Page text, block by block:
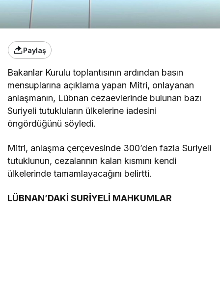
Paylaş
Bakanlar Kurulu toplantısının ardından basın
mensuplarına açıklama yapan Mitri, onlayanan
anlaşmanın, Lübnan cezaevlerinde bulunan bazı
Suriyeli tutukluların ülkelerine iadesini
öngördüğünü söyledi.
Mitri, anlaşma çerçevesinde 300’den fazla Suriyeli
tutuklunun, cezalarının kalan kısmını kendi
ülkelerinde tamamlayacağını belirtti.
LÜBNAN’DAKİ SURİYELİ MAHKUMLAR